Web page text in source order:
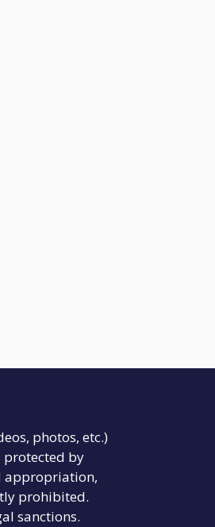
photos, etc.)
by
appropriation,
prohibited.
sanctions.